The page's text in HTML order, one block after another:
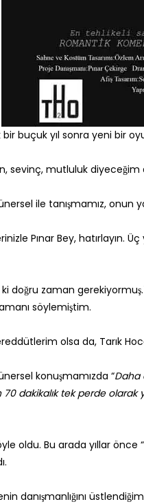
bir buçuk yıl sonra yeni bir
sevinç, mutluluk
ile tanışmamız,
Pınar Bey, hatırlayın.
doğru zaman
söylemiştim.
olsa da, Tarık
konuşmamızda “Daha
70 dakikalık tek perde
oldu. Bu arada yıllar önce
danışmanlığını